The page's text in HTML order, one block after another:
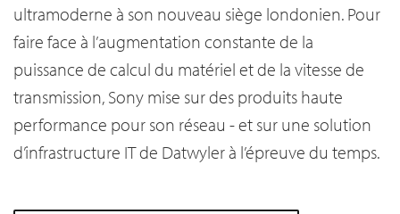
ultramoderne à son nouveau siège londonien. Pour
faire face à l’augmentation constante de la
puissance de calcul du matériel et de la vitesse de
transmission, Sony mise sur des produits haute
performance pour son réseau - et sur une solution
d’infrastructure IT de Datwyler à l’épreuve du temps.